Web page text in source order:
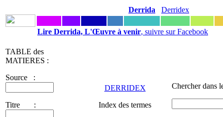
Derrida Derridex
Lire Derrida, L'Œuvre à venir, suivre sur Facebook
TABLE des
MATIERES :
Source :
Titre :
DERRIDEX
Index des termes
Chercher dans